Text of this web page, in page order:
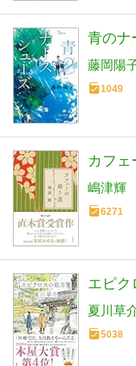
青のナ
藤岡陽
1049
カフェ
嶋津輝
6271
エピク
夏川草
5038